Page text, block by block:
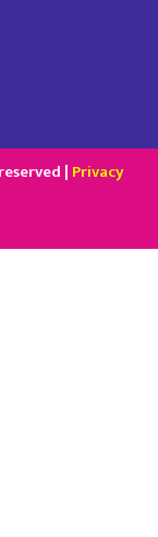
| Privacy